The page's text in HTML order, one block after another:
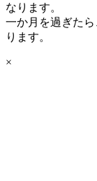
なります。
一か月を過ぎた
ります。
×